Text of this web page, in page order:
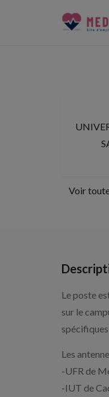
Voir
Le poste
sur le
Les
-UFR de
-IUT de